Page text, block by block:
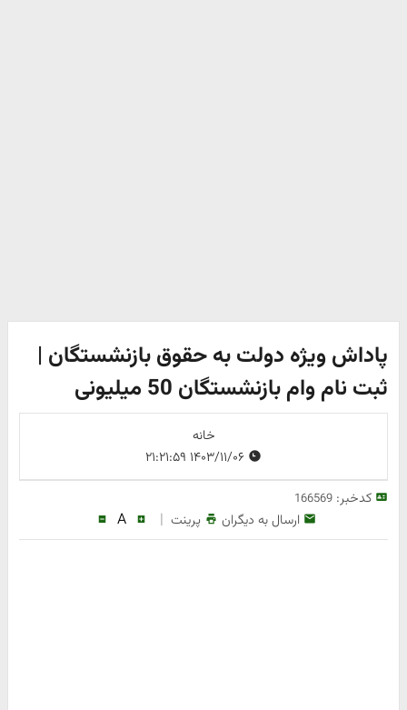
پاداش ویژه دولت به حقوق بازنشستگان |
ثبت نام وام بازنشستگان 50 میلیونی
خانه
کدخبر:166569
ارسال به دیگران پرینت |
A